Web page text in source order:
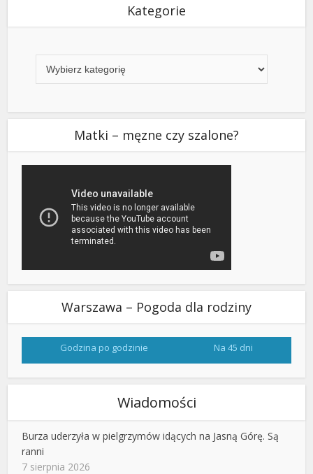
Kategorie
Matki – męzne czy szalone?
Warszawa – Pogoda dla rodziny
Godzina po godzinie Na 45 dni
Wiadomości
Burza uderzyła w pielgrzymów idących na Jasną Górę. Są
ranni
7 sierpnia 2026